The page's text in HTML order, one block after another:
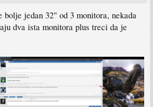
jedan 32" od 3 monitora, nekada
dva ista monitora plus treci da je